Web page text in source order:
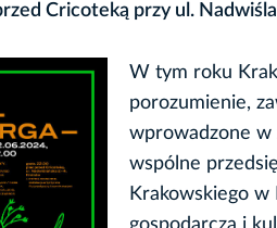
Cricoteką przy ul.
W tym roku
porozumienie,
wprowadzone w
wspólne
Krakowskiego